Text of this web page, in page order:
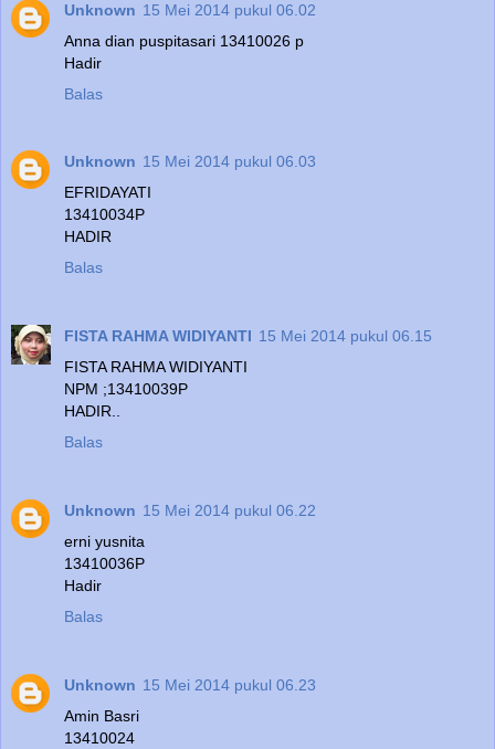
Unknown 15 Mei 2014 pukul 06.02
Anna dian puspitasari 13410026 p
Hadir
Balas
Unknown 15 Mei 2014 pukul 06.03
EFRIDAYATI
13410034P
HADIR
Balas
FISTA RAHMA WIDIYANTI 15 Mei 2014 pukul 06.15
FISTA RAHMA WIDIYANTI
NPM ;13410039P
HADIR..
Balas
Unknown 15 Mei 2014 pukul 06.22
erni yusnita
13410036P
Hadir
Balas
Unknown 15 Mei 2014 pukul 06.23
Amin Basri
13410024